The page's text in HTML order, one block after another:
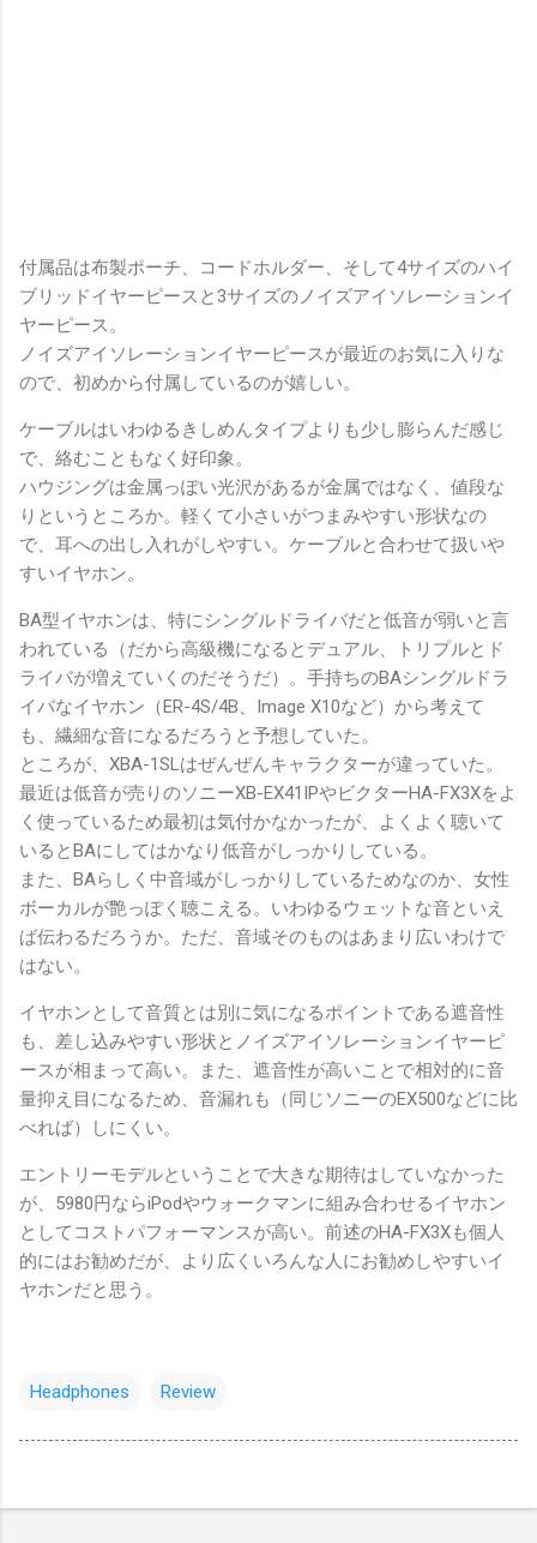
付属品は布製ポーチ、コードホルダー、そして4サイズのハイ
ブリッドイヤーピースと3サイズのノイズアイソレーションイ
ヤーピース。
ノイズアイソレーションイヤーピースが最近のお気に入りな
ので、初めから付属しているのが嬉しい。
ケーブルはいわゆるきしめんタイプよりも少し膨らんだ感じ
で、絡むこともなく好印象。
ハウジングは金属っぽい光沢があるが金属ではなく、値段な
りというところか。軽くて小さいがつまみやすい形状なの
で、耳への出し入れがしやすい。ケーブルと合わせて扱いや
すいイヤホン。
BA型イヤホンは、特にシングルドライバだと低音が弱いと言
われている（だから高級機になるとデュアル、トリプルとド
ライバが増えていくのだそうだ）。手持ちのBAシングルドラ
イバなイヤホン（ER-4S/4B、Image X10など）から考えて
も、繊細な音になるだろうと予想していた。
ところが、XBA-1SLはぜんぜんキャラクターが違っていた。
最近は低音が売りのソニーXB-EX41IPやビクターHA-FX3Xをよ
く使っているため最初は気付かなかったが、よくよく聴いて
いるとBAにしてはかなり低音がしっかりしている。
また、BAらしく中音域がしっかりしているためなのか、女性
ボーカルが艶っぽく聴こえる。いわゆるウェットな音といえ
ば伝わるだろうか。ただ、音域そのものはあまり広いわけで
はない。
イヤホンとして音質とは別に気になるポイントである遮音性
も、差し込みやすい形状とノイズアイソレーションイヤーピ
ースが相まって高い。また、遮音性が高いことで相対的に音
量抑え目になるため、音漏れも（同じソニーのEX500などに比
べれば）しにくい。
エントリーモデルということで大きな期待はしていなかった
が、5980円ならiPodやウォークマンに組み合わせるイヤホン
としてコストパフォーマンスが高い。前述のHA-FX3Xも個人
的にはお勧めだが、より広くいろんな人にお勧めしやすいイ
ヤホンだと思う。
Headphones Review